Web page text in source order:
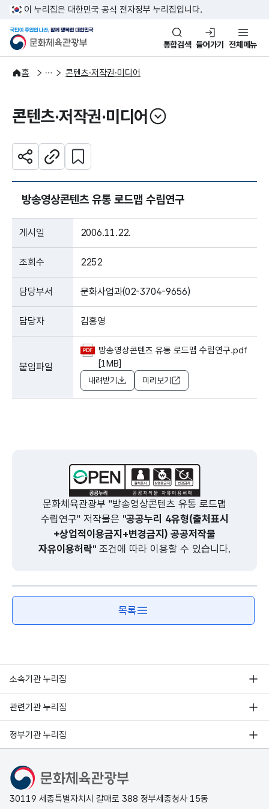
본문 바로가기
주메뉴 바로가기
이 누리집은 대한민국 공식 전자정부 누리집입니다.
문화체육관광부
국민이 주인인 나라, 함께 행복
통합검색 들어가기 전체메뉴
홈
주요정책
분야별 정책 콘텐츠·저작권·미디어
콘텐츠·저작권·미디어
열기
공유하기주소복사
관심 콘텐츠 설정하기
방송영상콘텐츠 유통 로드맵 수립연구
게시일 2006.11.22.
조회수 2252
담당부서 문화사업과(02-3704-9656)
담당자 김홍영
붙임파일
방송영상콘텐츠 유통 로드맵 수립연구.pdf
[1MB]
내려받기 미리보기
문화체육관광부 "방송영상콘텐츠 유통 로드맵
수립연구" 저작물은 "공공누리 4유형(출처표시
+상업적이용금지+변경금지) 공공저작물
자유이용허락"조건에 따라 이용할 수 있습니다.
목록
소속기관 누리집
관련기관 누리집
정부기관 누리집
문화체육관광부
30119 세종특별자치시 갈매로 388 정부세종청사 15동